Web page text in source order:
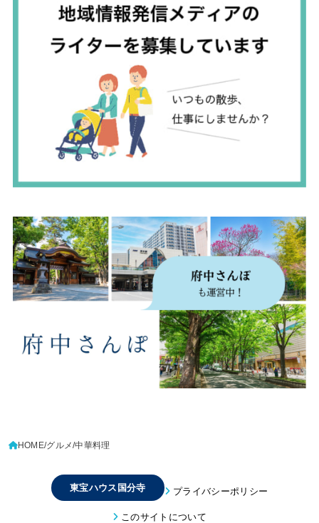
HOME グルメ 中華料理
東宝ハウス国分寺 プライバシーポリシー
このサイトについて